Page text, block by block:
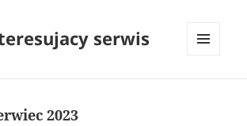
serwis
2023